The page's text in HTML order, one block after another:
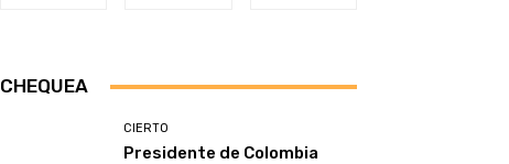
CHEQUEA
CIERTO
Presidente de Colombia